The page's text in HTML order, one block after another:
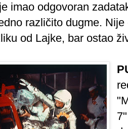
imao odgovoran
različito dugme.
od Lajke, bar ostao